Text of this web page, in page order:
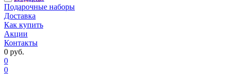
Подарочные наборы
Доставка
Как купить
Акции
Контакты
0 руб.
0
0